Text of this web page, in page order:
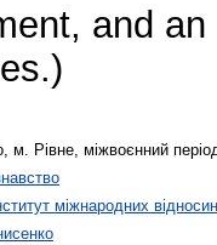
and
м. Рівне, міжвоєнний
міжнародних